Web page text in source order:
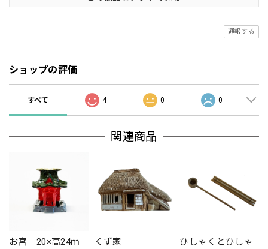
通報する
ショップの評価
すべて 4 0 0
関連商品
お宮 20×高24ｍ
くず家
ひしゃくとひしゃ